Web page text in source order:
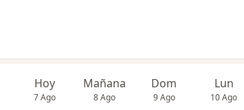
Hoy
7 Ago
Mañana
8 Ago
Dom
9 Ago
Lun
10 Ago